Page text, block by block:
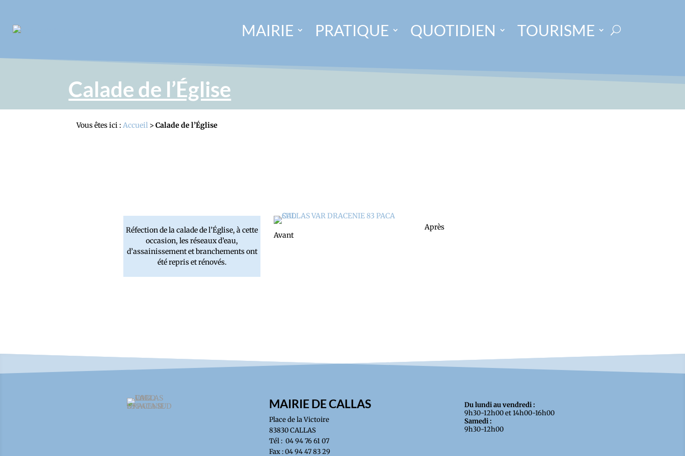
MAIRIE PRATIQUE QUOTIDIEN TOURISME
Calade de l’Église
Vous êtes ici : Accueil >Calade de l’Église
Réfection de la calade de l’Église, à cette
occasion, les réseaux d’eau,
d’assainissement et branchements ont
été repris et rénovés.
Avant
Après
MAIRIE DE CALLAS
Place de la Victoire
83830 CALLAS
Tél : 04 94 76 61 07
Fax : 04 94 47 83 29
Du lundi au vendredi :
9h30-12h00 et 14h00-16h00
Samedi :
9h30-12h00